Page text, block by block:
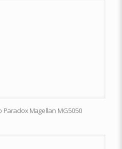
Paradox Magellan MG5050